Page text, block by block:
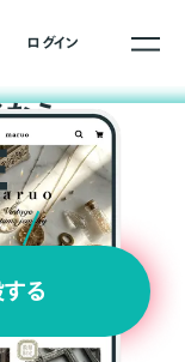
ログイン
ら
る